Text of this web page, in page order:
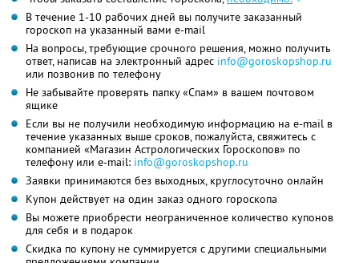
В течение 1-10 рабочих дней вы получите заказанный
гороскоп на указанный вами e-mail
На вопросы, требующие срочного решения, можно получить
ответ, написав на электронный адрес info@goroskopshop.ru
или позвонив по телефону
Не забывайте проверять папку «Спам» в вашем почтовом
ящике
Если вы не получили необходимую информацию на e-mail в
течение указанных выше сроков, пожалуйста, свяжитесь с
компанией «Магазин Астрологических Гороскопов» по
телефону или e-mail: info@goroskopshop.ru
Заявки принимаются без выходных, круглосуточно онлайн
Купон действует на один заказ одного гороскопа
Вы можете приобрести неограниченное количество купонов
для себя и в подарок
Скидка по купону не суммируется с другими специальными